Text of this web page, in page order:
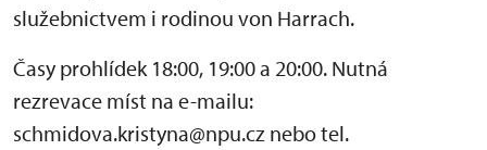
služebnictvem i rodinou von Harrach.
Časy prohlídek 18:00, 19:00 a 20:00. Nutná
rezrevace míst na e-mailu:
schmidova.kristyna@npu.cz nebo tel.